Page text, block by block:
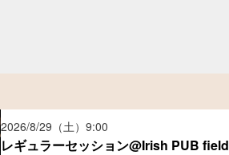
2026/8/29（土） 9:00
レギュラーセッション@Irish PUB field